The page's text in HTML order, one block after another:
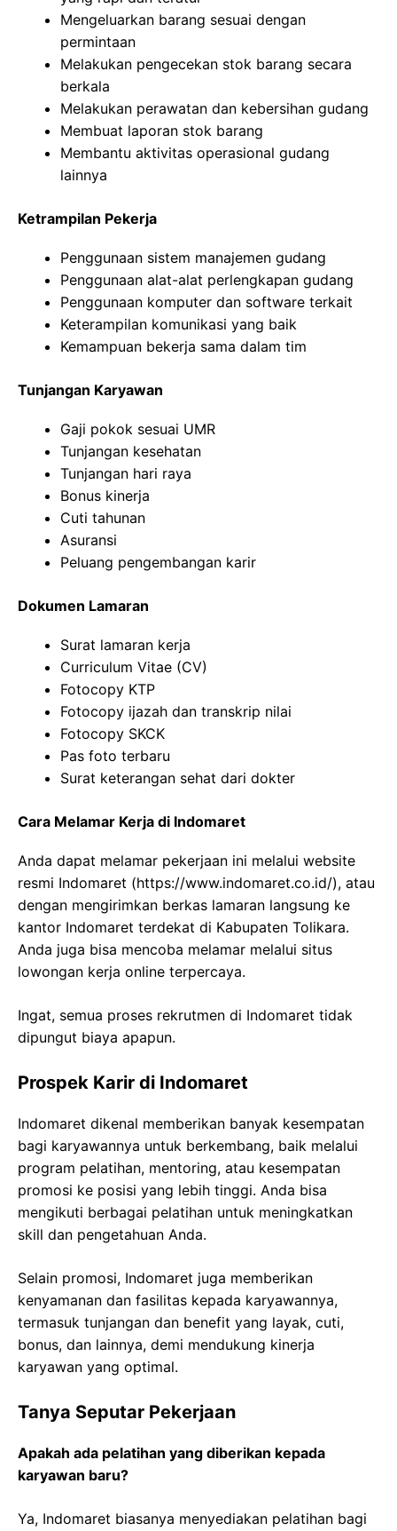
Mengeluarkan barang sesuai dengan
permintaan
Melakukan pengecekan stok barang secara
berkala
Melakukan perawatan dan kebersihan gudang
Membuat laporan stok barang
Membantu aktivitas operasional gudang
lainnya
Ketrampilan Pekerja
Penggunaan sistem manajemen gudang
Penggunaan alat-alat perlengkapan gudang
Penggunaan komputer dan software terkait
Keterampilan komunikasi yang baik
Kemampuan bekerja sama dalam tim
Tunjangan Karyawan
Gaji pokok sesuai UMR
Tunjangan kesehatan
Tunjangan hari raya
Bonus kinerja
Cuti tahunan
Asuransi
Peluang pengembangan karir
Dokumen Lamaran
Surat lamaran kerja
Curriculum Vitae (CV)
Fotocopy KTP
Fotocopy ijazah dan transkrip nilai
Fotocopy SKCK
Pas foto terbaru
Surat keterangan sehat dari dokter
Cara Melamar Kerja di Indomaret
Anda dapat melamar pekerjaan ini melalui website
resmi Indomaret (https://www.indomaret.co.id/), atau
dengan mengirimkan berkas lamaran langsung ke
kantor Indomaret terdekat di Kabupaten Tolikara.
Anda juga bisa mencoba melamar melalui situs
lowongan kerja online terpercaya.
Ingat, semua proses rekrutmen di Indomaret tidak
dipungut biaya apapun.
Prospek Karir di Indomaret
Indomaret dikenal memberikan banyak kesempatan
bagi karyawannya untuk berkembang, baik melalui
program pelatihan, mentoring, atau kesempatan
promosi ke posisi yang lebih tinggi. Anda bisa
mengikuti berbagai pelatihan untuk meningkatkan
skill dan pengetahuan Anda.
Selain promosi, Indomaret juga memberikan
kenyamanan dan fasilitas kepada karyawannya,
termasuk tunjangan dan benefit yang layak, cuti,
bonus, dan lainnya, demi mendukung kinerja
karyawan yang optimal.
Tanya Seputar Pekerjaan
Apakah ada pelatihan yang diberikan kepada
karyawan baru?
Ya, Indomaret biasanya menyediakan pelatihan bagi